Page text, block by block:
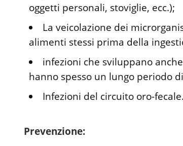
oggetti personali, stoviglie, ecc.);
La veicolazione dei
alimenti stessi prima della
infezioni che sviluppano
hanno spesso un lungo periodo
Infezioni del circuito oro-fecale.
Prevenzione: